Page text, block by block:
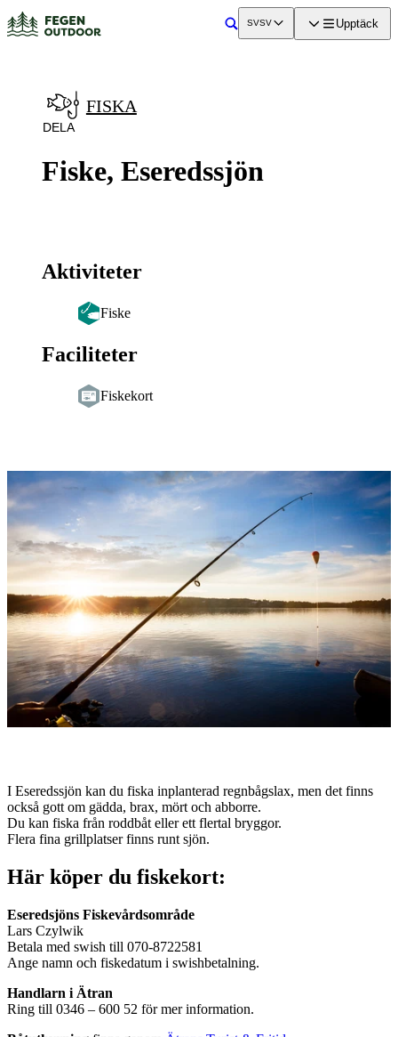
Upptäck
SökSVSV
Fiske, Eseredssjön
FISKA
DELA
Aktiviteter
Fiske
Faciliteter
Fiskekort
Bildspel
med
bilder
I Eseredssjön kan du fiska inplanterad regnbågslax, men det finns
också gott om gädda, brax, mört och abborre.
Du kan fiska från roddbåt eller ett flertal bryggor.
Flera fina grillplatser finns runt sjön.
Här köper du fiskekort:
Eseredsjöns Fiskevårdsområde
Lars Czylwik
Betala med swish till 070-8722581
Ange namn och fiskedatum i swishbetalning.
Handlarn i Ätran
Ring till 0346 – 600 52 för mer information.